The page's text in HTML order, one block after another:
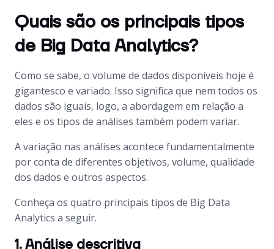
Quais são os principais tipos
de Big Data Analytics?
Como se sabe, o volume de dados disponíveis hoje é
gigantesco e variado. Isso significa que nem todos os
dados são iguais, logo, a abordagem em relação a
eles e os tipos de análises também podem variar.
A variação nas análises acontece fundamentalmente
por conta de diferentes objetivos, volume, qualidade
dos dados e outros aspectos.
Conheça os quatro principais tipos de Big Data
Analytics a seguir.
1. Análise descritiva